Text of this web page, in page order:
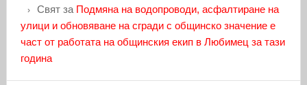
Святза Подмяна на водопроводи, асфалтиране на
улици и обновяване на сгради с общинско значение е
част от работата на общинския екип в Любимец за тази
година